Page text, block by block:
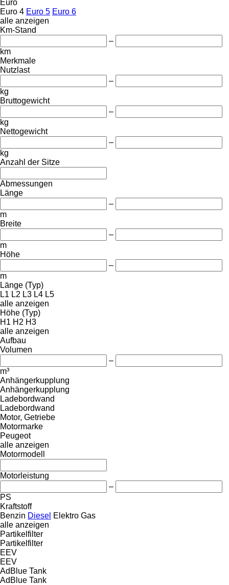
Euro
Euro 4 Euro 5 Euro 6
alle anzeigen
Km-Stand
–
km
Merkmale
Nutzlast
–
kg
Bruttogewicht
–
kg
Nettogewicht
–
kg
Anzahl der Sitze
Abmessungen
Länge
–
m
Breite
–
m
Höhe
–
m
Länge (Typ)
L1 L2 L3 L4 L5
alle anzeigen
Höhe (Typ)
H1 H2 H3
alle anzeigen
Aufbau
Volumen
–
m³
Anhängerkupplung
Anhängerkupplung
Ladebordwand
Ladebordwand
Motor, Getriebe
Motormarke
Peugeot
alle anzeigen
Motormodell
Motorleistung
–
PS
Kraftstoff
Benzin Diesel Elektro Gas
alle anzeigen
Partikelfilter
Partikelfilter
EEV
EEV
AdBlue Tank
AdBlue Tank